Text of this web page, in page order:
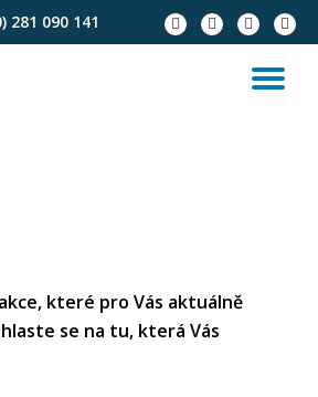
281 090 141
které pro Vás aktuálně
se na tu, která Vás